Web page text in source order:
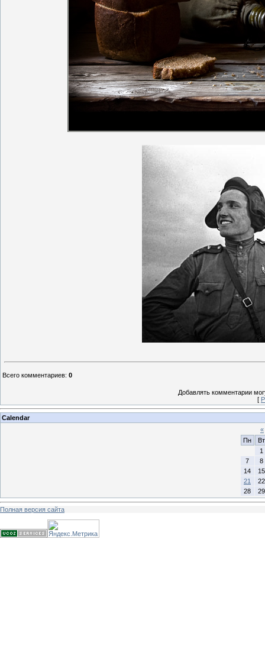
Всего комментариев: 0
Добавлять комментарии
[
Calendar
«
Пн
Вт
1
7
8
14
15
21
22
28
29
Полная версия сайта